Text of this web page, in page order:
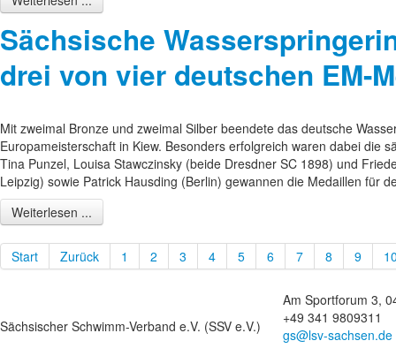
Sächsische
drei von vier deutschen EM-
Mit zweimal Bronze und zweimal Silber beendete das deutsche
Europameisterschaft in Kiew. Besonders erfolgreich waren dabei die
Tina Punzel, Louisa Stawczinsky (beide Dresdner SC 1898) und
Leipzig) sowie Patrick Hausding (Berlin) gewannen die Medaillen für
Weiterlesen ...
Start Zurück 1 2 3 4 5 6 7 8 9
Sächsischer Schwimm-Verband e.V. (SSV e.V.)
Am Sportforum 3,
+49 341 9809311
gs@lsv-sachsen.de